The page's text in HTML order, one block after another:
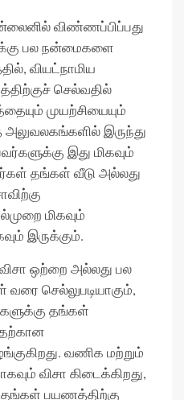
விண்ணப்பிப்பது
பல நன்மைகளை
வியட்நாமிய
செல்வதில்
முயற்சியையும்
அலுவலகங்களில் இருந்து
இது மிகவும்
தங்கள் வீடு அல்லது
மிகவும்
இருக்கும்.
ஒற்றை அல்லது பல
செல்லுபடியாகும்,
தங்கள்
வணிக மற்றும்
விசா கிடைக்கிறது,
பயணத்திற்கு